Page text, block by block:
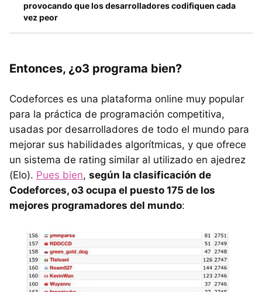
provocando que los desarrolladores codifiquen cada
vez peor
Entonces, ¿o3 programa bien?
Codeforces es una plataforma online muy popular
para la práctica de programación competitiva,
usadas por desarrolladores de todo el mundo para
mejorar sus habilidades algorítmicas, y que ofrece
un sistema de rating similar al utilizado en ajedrez
(Elo). Pues bien, según la clasificación de
Codeforces, o3 ocupa el puesto 175 de los
mejores programadores del mundo: